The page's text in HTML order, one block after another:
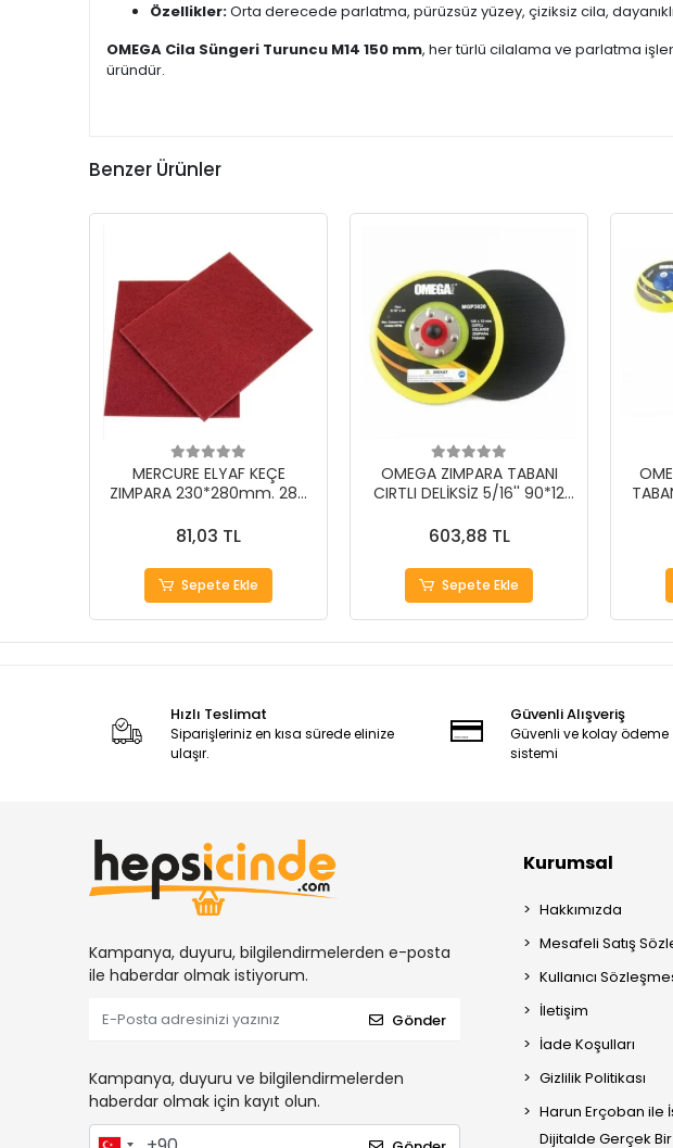
Özellikler:Orta derecede parlatma, pürüzsüz yüzey, çiziksiz cila,
OMEGA Cila Süngeri Turuncu M14 150 mm, her türlü cilalama ve parlatma
üründür.
Benzer Ürünler
MERCURE ELYAF KEÇE
ZIMPARA 230*280mm. 280
81,03 TL
Sepete Ekle
OMEGA ZIMPARA TABANI
CIRTLI DELİKSİZ 5/16'' 90*12
603,88 TL
Sepete Ekle
Hızlı Teslimat
Siparişleriniz en kısa sürede elinize
ulaşır.
Güvenli Alışveriş
Güvenli ve kolay ödeme
sistemi
Kampanya, duyuru, bilgilendirmelerden e-posta
ile haberdar olmak istiyorum.
Gönder
Kampanya, duyuru ve bilgilendirmelerden
haberdar olmak için kayıt olun.
Kurumsal
Hakkımızda
Mesafeli Satış
Kullanıcı
İletişim
İade Koşulları
Gizlilik Politikası
Harun Erçoban ile
Dijitalde Gerçek